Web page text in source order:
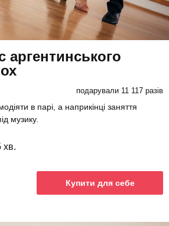
аргентинського
подарували 11 117 разів
в парі, а наприкінці заняття
музику.
хв.
Купити для себе